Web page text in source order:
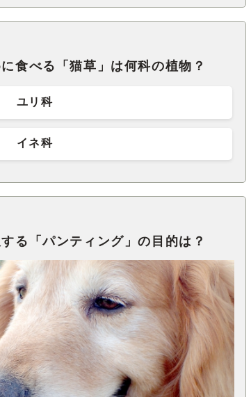
食べる「猫草」は何科の植物？
ユリ科
イネ科
る「パンティング」の目的は？